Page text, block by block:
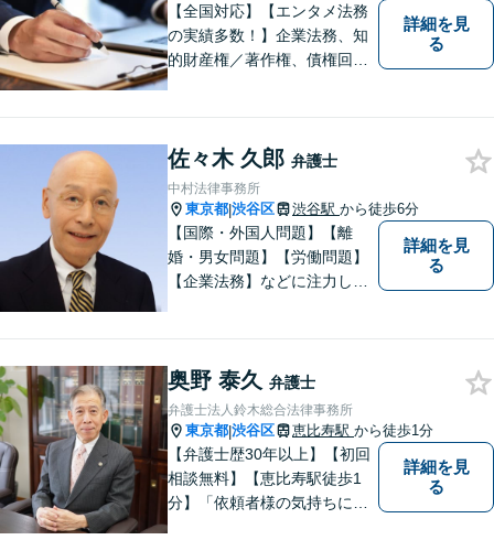
【全国対応】【エンタメ法務
の実績多数！】企業法務、知
的財産権／著作権、債権回収
ガルサービスをお届けしま
す。
詳細を見
る
佐々木 久郎 弁護士
中村法律事務所
東京都|渋谷区 渋谷駅 から徒歩6分
【国際・外国人問題】【離
婚・男女問題】【労働問題】
【企業法務】などに注力して
詳細を見
る
奥野 泰久 弁護士
弁護士法人鈴木総合法律事務所
東京都|渋谷区 恵比寿駅 から徒歩1分
【弁護士歴30年以上】【初回
相談無料】【恵比寿駅徒歩1
分】「依頼者様の気持ちにな
詳細を見
る